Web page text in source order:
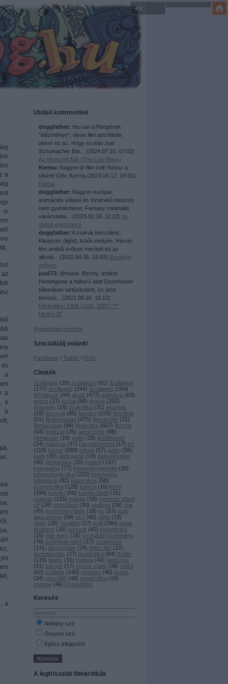
Utolsó kommentek
doggfather: Ha van a Pengének
"előzménye", olyan film ami ihlette
akkor ez az. Hogy ezután Joel
Schumacher Bat... (2024.07.10. 07:02)
Az elveszett fiúk (The Lost Boys)
Kerma: Nagyon jó film volt! Kössz a
cikket! Üdv, Kerma (2023.06.12. 10:31)
Párbaj
doggfather: Nagyon európai
animációs stílusú és történetű messze
nem gyerekmese. Fantasy minimális
varázslatta... (2023.02.16. 11:22) Az
utolsó egyszarvú
doggfather: A zsaruk becsülete,
Kiképzés (light), A bűn mélyén. Három
film amiből erősen merített ez az
alkotá... (2022.04.05. 15:52) Brooklyn
mélyén
josé73: @travis: Bizony, amikor
Hemingway a háború alatt Eisenhower
táborában tartózkodott, és üres
borosü... (2021.09.16. 15:12)
Filmkritika: 1408 (USA, 2007) ***
Utolsó 20
@geekblog tweetek
Szocializálj velünk!
Facebook / Twitter / RSS
Címkék
1csillagos (20) 2csillagos (91) 3csillagos
(177) 4csillagos (244) 5csillagos (164)
80 klassix (44) akció (477) animáció (63)
anime (17) ázsiai (88) dráma (250)
dramedy (16) dvdkritika (31) előzetes
(18) eurocult (85) fantasy (225) fesztivál
(51) filmbemutató (475) filmelmélet (31)
filmfesztivál (86) filmkritika (667) filmnoir
(34) geekzaj (26) geexcomix (88)
gengszter (19) giallo (18) grindhouse
(24) háborús (37) harcművészet (17) hír
(119) horror (589) interjú (57) japán (56)
játék (20) játékajánló (19) játékelőzetes
(45) játékkritika (25) kaland (107)
képregény (77) képregényelmélet (38)
képregénykritika (223) képregény
adaptáció (82) klasszikus (58)
könyvkritika (128) konzol (16) krimi
(194) kungfu (59) kungfu kedd (15)
magyar (125) manga (18) mexican stand
off (28) newsflash (30) nindzsa (28) noir
(45) nyereményjáték (16) pc (57) post
apocalypse (59) ps3 (45) rádió (18)
riport (26) rövidfilm (17) scifi (390) shaw
brothers (16) sorozat (45) soundtrack
(15) star wars (18) szolgálati közlemény
(76) szombati videó (17) szuperhős
(131) társasjáték (28) teljes film (22)
tévéelőzetes (27) tévékritika (84) thriller
(133) titanic (31) toplista (40) tudósítás
(51) vámpír (17) vicces videó (38) videó
(62) vígjáték (140) western (45) wuxia
(34) xbox360 (48) zenekritika (18)
zombie (46) Címkefelhő
Keresés
Néhány szó
Összes szó
Egész kifejezést
A legfrissebb filmkritikák
a
is
és
a
a
a
a
a